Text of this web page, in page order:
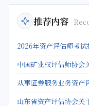
推荐内容
2026年资产评估师考试